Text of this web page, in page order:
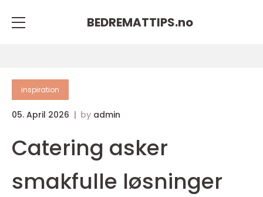
BEDREMATTIPS.no
inspiration
05. April 2026 by admin
Catering asker
smakfulle løsninger